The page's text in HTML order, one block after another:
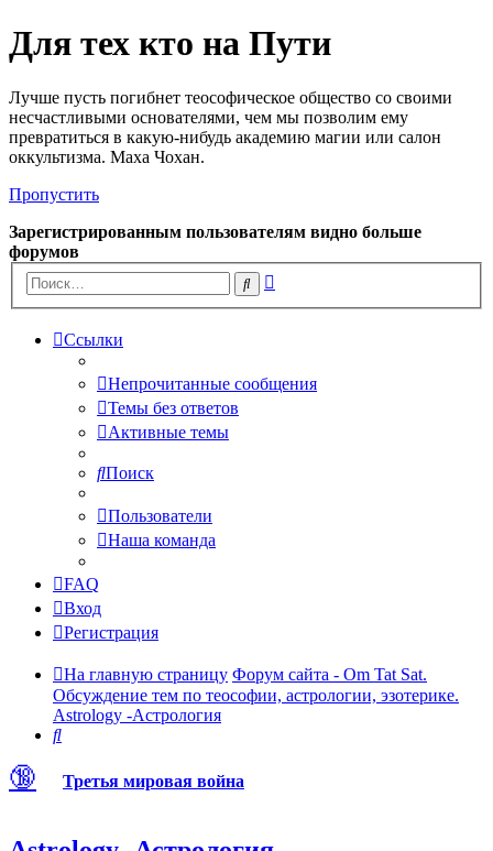
Для тех кто на Пути
Лучше пусть погибнет теософическое общество со своими
несчастливыми основателями, чем мы позволим ему
превратиться в какую-нибудь академию магии или салон
оккультизма. Маха Чохан.
Пропустить
Зарегистрированным пользователям видно больше
форумов
Поиск
Ссылки
Непрочитанные сообщения
Темы без ответов
Активные темы
Поиск
Пользователи
Наша команда
FAQ
Вход
Регистрация
На главную страницу Форум сайта - Om Tat Sat.
Обсуждение тем по теософии, астрологии, эзотерике.
Astrology -Астрология
Поиск
🔞 Третья мировая война